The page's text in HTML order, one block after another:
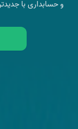
و حسابداری با